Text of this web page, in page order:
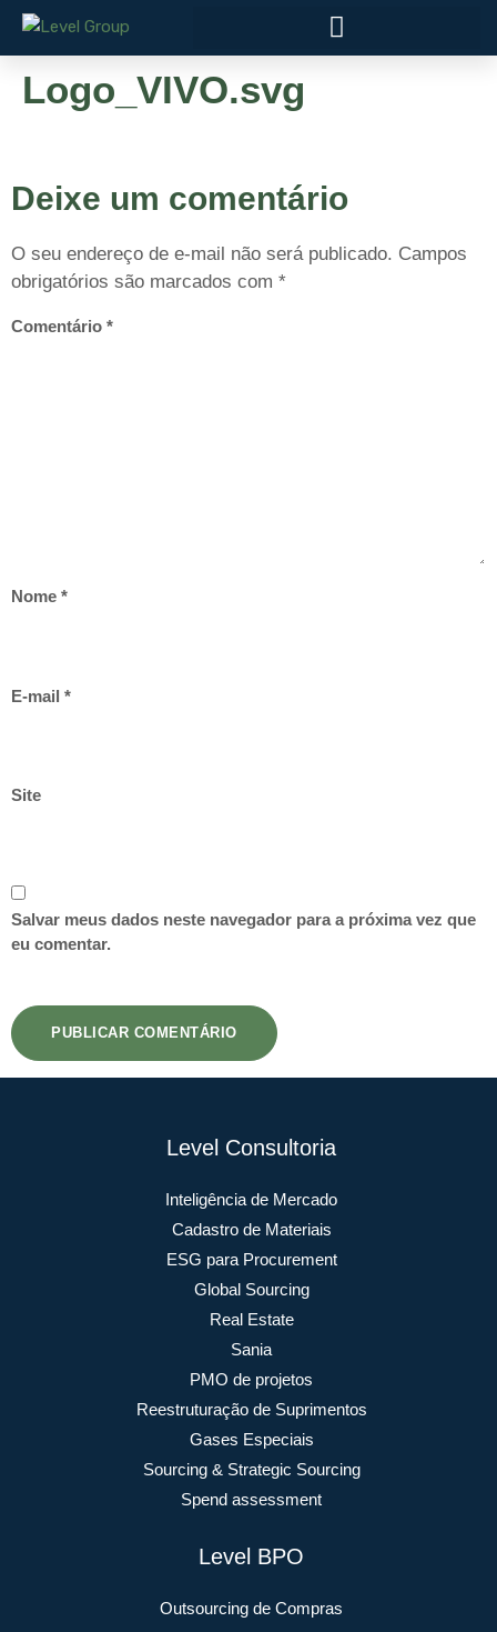
Logo_VIVO.svg
Deixe um comentário
O seu endereço de e-mail não será publicado. Campos
obrigatórios são marcados com *
Comentário *
Nome *
E-mail *
Site
Salvar meus dados neste navegador para a próxima vez que
eu comentar.
Level Consultoria
Inteligência de Mercado
Cadastro de Materiais
ESG para Procurement
Global Sourcing
Real Estate
Sania
PMO de projetos
Reestruturação de Suprimentos
Gases Especiais
Sourcing & Strategic Sourcing
Spend assessment
Level BPO
Outsourcing de Compras